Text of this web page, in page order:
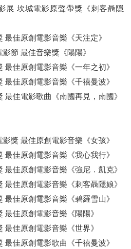
展 坎城電影原聲帶獎《刺客聶隱
佳原創電影音樂《天注定》
節 最佳音樂獎《陽陽》
佳原創電影音樂《一年之初》
佳原創電影音樂《千禧曼波》
最佳電影歌曲《南國再見，南國》
獎 最佳原創電影音樂《女孩》
佳原創電影音樂《我心我行》
佳原創電影音樂《強尼．凱克》
佳原創電影音樂《刺客聶隱娘》
佳原創電影音樂《碧羅雪山》
佳原創電影音樂《陽陽》
佳原創電影音樂《世界》
佳原創電影歌曲《千禧曼波》